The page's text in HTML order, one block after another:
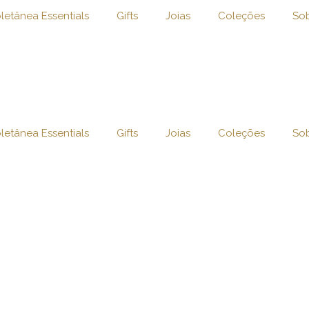
Essentials Gifts Joias Coleções
Essentials Gifts Joias Coleções